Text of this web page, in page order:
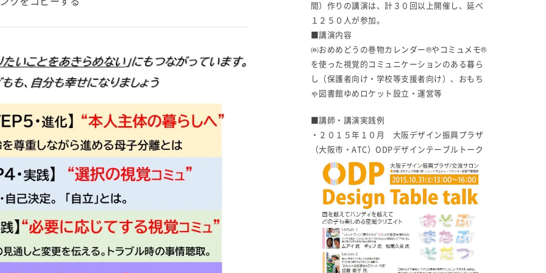
間）作りの講演は、計３０回以上開催し、延べ
１２５０人が参加。
■講演内容
㈱おめめどうの巻物カレンダー®やコミュメモ®
を使った視覚的コミュニケーションのある暮ら
し（保護者向け・学校等支援者向け）、おもち
ゃ図書館ゆめロケット設立・運営等
■講師・講演実践例
・２０１５年１０月 大阪デザイン振興プラザ
（大阪市・ATC）ODPデザインテーブルトーク